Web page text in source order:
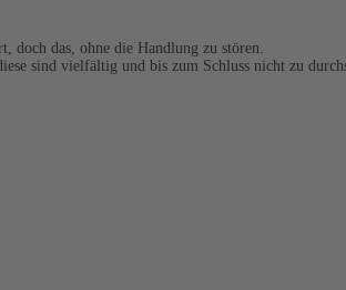
doch das, ohne die Handlung zu stören.
sind vielfältig und bis zum Schluss nicht zu